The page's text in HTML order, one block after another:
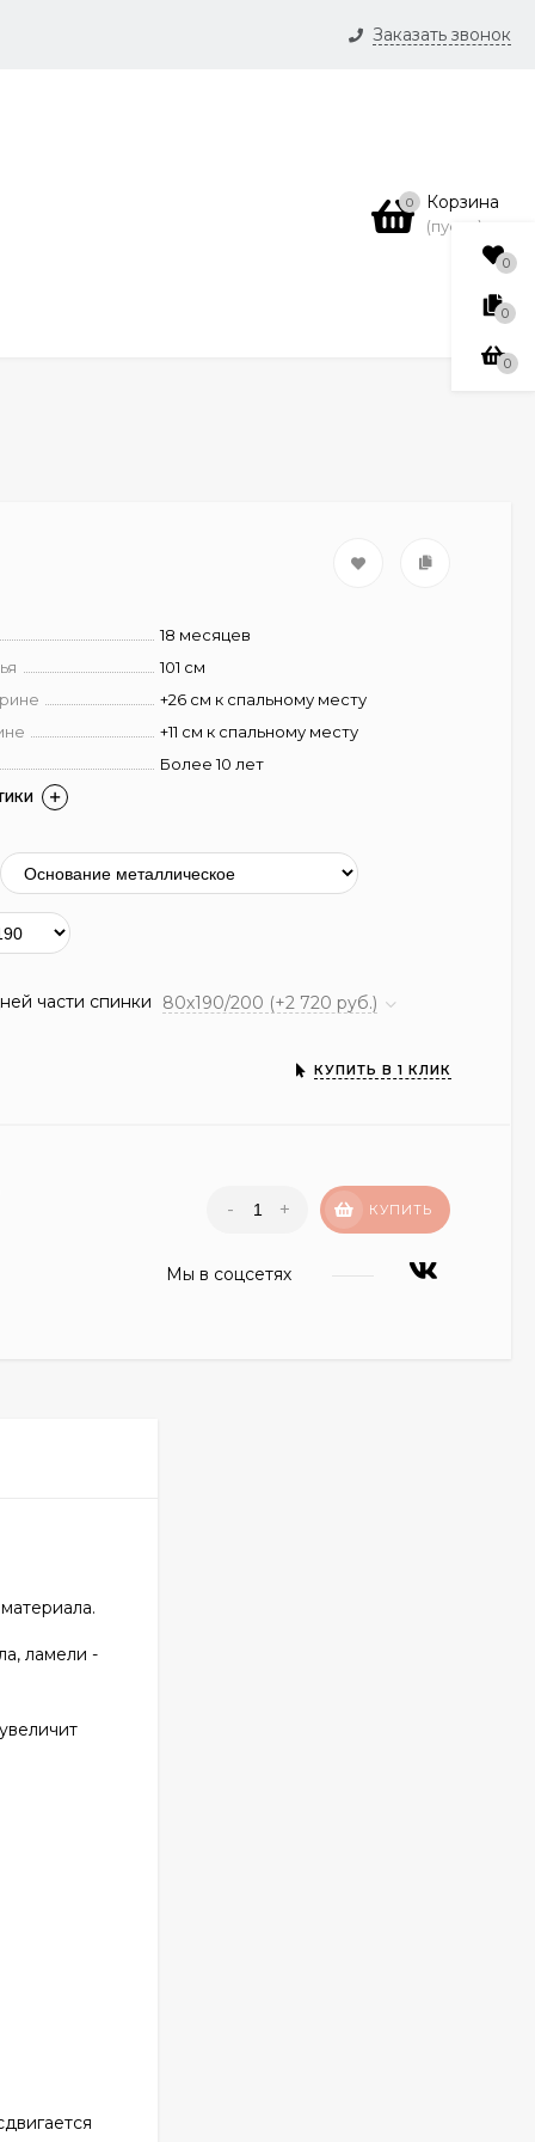
Заказать звонок
0 Корзина
(пусто)
18 месяцев
101 см
+26 см к спальному месту
+11 см к спальному месту
Более 10 лет
части спинки 80х190/200 (+2 720 руб.)
КУПИТЬ В 1 КЛИК
- + КУПИТЬ
Мы в соцсетях
ламели -
0
0
0